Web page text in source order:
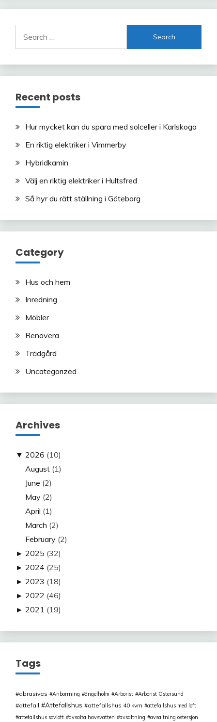
for:
Recent posts
Hur mycket kan du spara med solceller i Karlskoga
En riktig elektriker i Vimmerby
Hybridkamin
Välj en riktig elektriker i Hultsfred
Så hyr du rätt ställning i Göteborg
Category
Hus och hem
Inredning
Möbler
Renovera
Trädgård
Uncategorized
Archives
▼ 2026 (10)
August (1)
June (2)
May (2)
April (1)
March (2)
February (2)
► 2025 (32)
► 2024 (25)
► 2023 (18)
► 2022 (46)
► 2021 (19)
Tags
abrasives Anborrning ängelholm Arborist Arborist Östersund
attefall Attefallshus attefallshus 40 kvm
attefallshus med loft
attefallshus sovloft
avsalta havsvatten avsaltning
avsaltning östersjön